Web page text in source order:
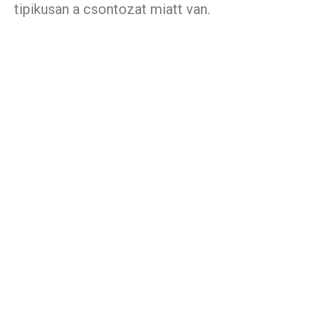
tipikusan a csontozat miatt van.